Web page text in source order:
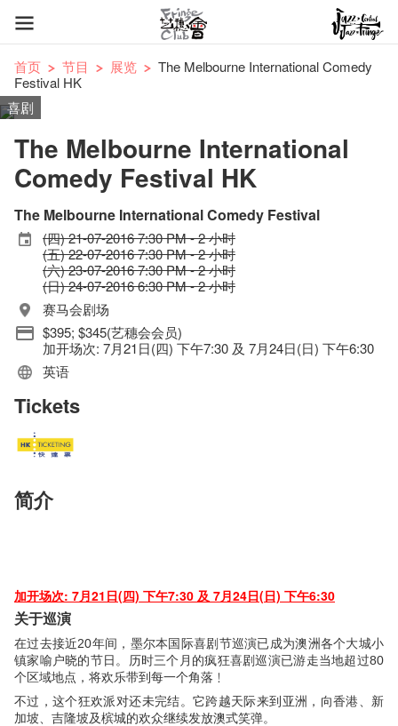
首页 节目 展览
The Melbourne International Comedy
Festival HK
喜剧
The Melbourne International
Comedy Festival HK
The Melbourne International Comedy Festival
(四) 21-07-2016 7:30 PM - 2 小时
(五) 22-07-2016 7:30 PM - 2 小时
(六) 23-07-2016 7:30 PM - 2 小时
(日) 24-07-2016 6:30 PM - 2 小时
赛马会剧场
$395; $345(艺穗会会员)
加开场次: 7月21日(四) 下午7:30 及 7月24日(日) 下午6:30
英语
Tickets
简介
加开场次: 7月21日(四) 下午7:30 及 7月24日(日) 下午6:30
关于巡演
在过去接近20年间，墨尔本国际喜剧节巡演已成为澳洲各个大城小
镇家喻户晓的节日。历时三个月的疯狂喜剧巡演已游走当地超过80
个区域地点，将欢乐带到每一个角落﹗
不过，这个狂欢派对还未完结。它跨越天际来到亚洲，向香港、新
加坡、吉隆坡及槟城的欢众继续发放澳式笑弹。